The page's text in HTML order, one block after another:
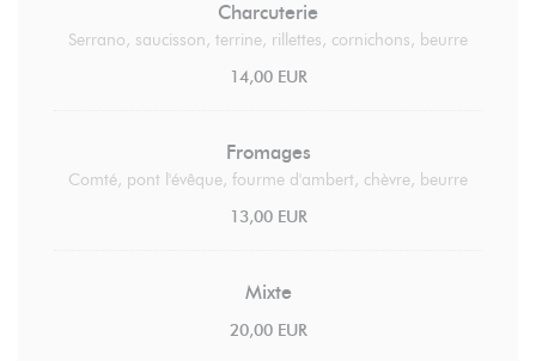
Charcuterie
Serrano, saucisson, terrine, rillettes, cornichons, beurre
14,00 EUR
Fromages
Comté, pont l'évêque, fourme d'ambert, chèvre, beurre
13,00 EUR
Mixte
20,00 EUR